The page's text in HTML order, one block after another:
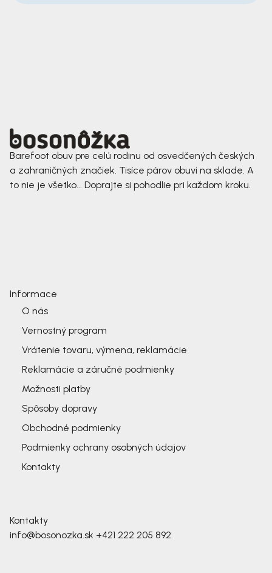
Barefoot obuv pre celú rodinu od osvedčených českých
a zahraničných značiek. Tisíce párov obuvi na sklade. A
to nie je všetko... Doprajte si pohodlie pri každom kroku.
Informace
O nás
Vernostný program
Vrátenie tovaru, výmena, reklamácie
Reklamácie a záručné podmienky
Možnosti platby
Spôsoby dopravy
Obchodné podmienky
Podmienky ochrany osobných údajov
Kontakty
Kontakty
info@bosonozka.sk +421 222 205 892